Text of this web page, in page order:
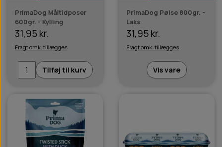
PrimaDog Måltidposer
600gr. - Kylling
31,95 kr.
Fragt omk. tillægges
Tilføj til kurv
PrimaDog Pølse 800gr. -
Laks
31,95 kr.
Fragt omk. tillægges
Vis vare